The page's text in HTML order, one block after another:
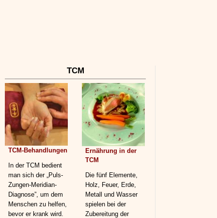
TCM
TCM-Behandlungen
In der TCM bedient
man sich der „Puls-
Zungen-Meridian-
Diagnose”, um dem
Menschen zu helfen,
bevor er krank wird.
Ernährung in der
TCM
Die fünf Elemente,
Holz, Feuer, Erde,
Metall und Wasser
spielen bei der
Zubereitung der